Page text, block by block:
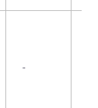
-